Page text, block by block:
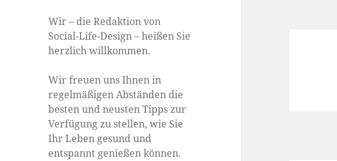
Wir – die Redaktion von
Social-Life-Design – heißen Sie
herzlich willkommen.
Wir freuen uns Ihnen in
regelmäßigen Abständen die
besten und neusten Tipps zur
Verfügung zu stellen, wie Sie
Ihr Leben gesund und
entspannt genießen können.